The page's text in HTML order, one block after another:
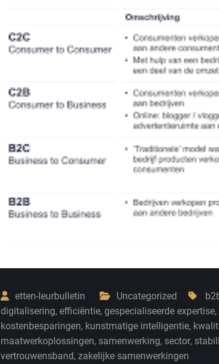
etten-leurbulletin Uncategorized
digitalisering, efficiëntie, gespecialiseerde expertise,
kostenbesparingen, kunstmatige intelligentie,
maatwerkoplossingen, samenwerking, sector,
vertrouwensband, zakelijke samenwerkingen